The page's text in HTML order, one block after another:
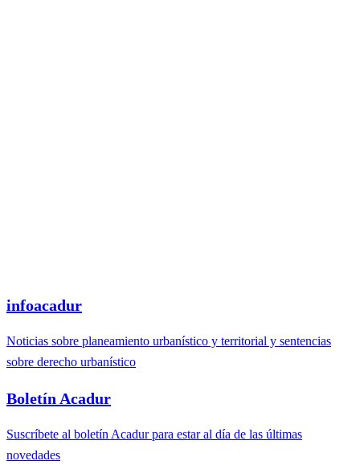
infoacadur
Noticias sobre planeamiento urbanístico y territorial y sentencias
sobre derecho urbanístico
Boletín Acadur
Suscríbete al boletín Acadur para estar al día de las últimas
novedades